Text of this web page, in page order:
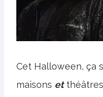
Cet Halloween, ça
maisons et